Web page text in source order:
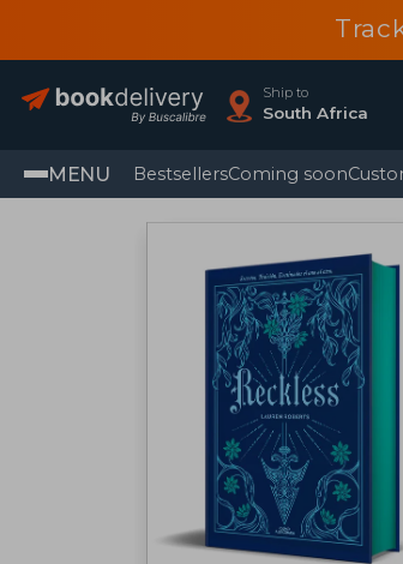
Ship to
South Africa
MENU BestsellersComing soon